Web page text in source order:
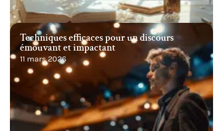
Techniques efficaces pour un discours
émouvant et impactant
11 mars 2026